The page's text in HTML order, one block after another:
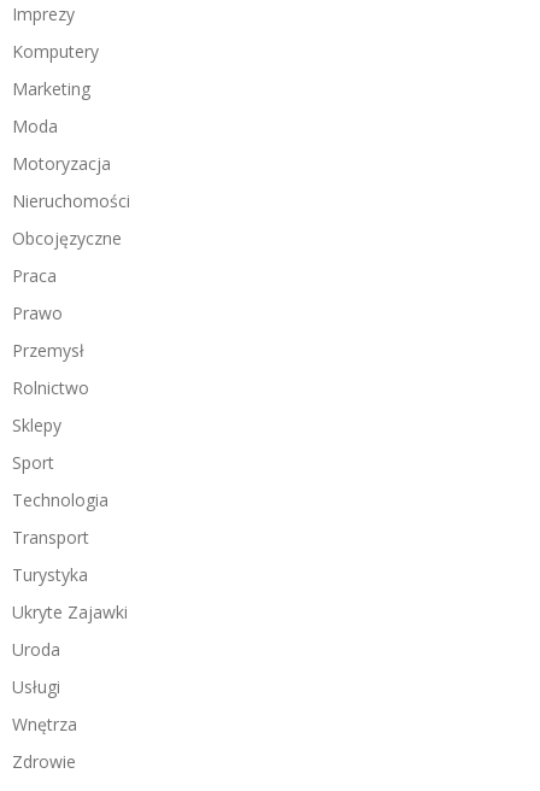
Imprezy
Komputery
Marketing
Moda
Motoryzacja
Nieruchomości
Obcojęzyczne
Praca
Prawo
Przemysł
Rolnictwo
Sklepy
Sport
Technologia
Transport
Turystyka
Ukryte Zajawki
Uroda
Usługi
Wnętrza
Zdrowie